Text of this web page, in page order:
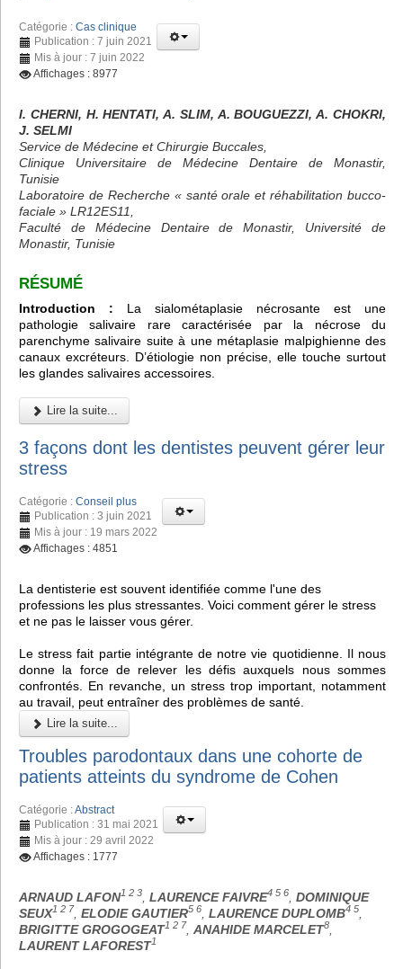
Catégorie : Cas clinique
Publication : 7 juin 2021
Mis à jour : 7 juin 2022
Affichages : 8977
I. CHERNI, H. HENTATI, A. SLIM, A. BOUGUEZZI, A. CHOKRI,
J. SELMI
Service de Médecine et Chirurgie Buccales,
Clinique Universitaire de Médecine Dentaire de Monastir,
Tunisie
Laboratoire de Recherche « santé orale et réhabilitation bucco-
faciale » LR12ES11,
Faculté de Médecine Dentaire de Monastir, Université de
Monastir, Tunisie
RÉSUMÉ
Introduction : La sialométaplasie nécrosante est une
pathologie salivaire rare caractérisée par la nécrose du
parenchyme salivaire suite à une métaplasie malpighienne des
canaux excréteurs. D’étiologie non précise, elle touche surtout
les glandes salivaires accessoires.
Lire la suite...
3 façons dont les dentistes peuvent gérer leur
stress
Catégorie : Conseil plus
Publication : 3 juin 2021
Mis à jour : 19 mars 2022
Affichages : 4851
La dentisterie est souvent identifiée comme l'une des
professions les plus stressantes. Voici comment gérer le stress
et ne pas le laisser vous gérer.
Le stress fait partie intégrante de notre vie quotidienne. Il nous
donne la force de relever les défis auxquels nous sommes
confrontés. En revanche, un stress trop important, notamment
au travail, peut entraîner des problèmes de santé.
Lire la suite...
Troubles parodontaux dans une cohorte de
patients atteints du syndrome de Cohen
Catégorie :Abstract
Publication : 31 mai 2021
Mis à jour : 29 avril 2022
Affichages : 1777
ARNAUD LAFON1 2 3 LAURENCE FAIVRE4 5 6
DOMINIQUE
SEUX1 2 7 ELODIE GAUTIER5 6 LAURENCE DUPLOMB4 5
BRIGITTE GROGOGEAT1 2 7 ANAHIDE MARCELET8
LAURENT LAFOREST1